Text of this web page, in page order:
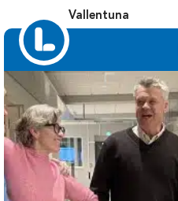
Vallentuna